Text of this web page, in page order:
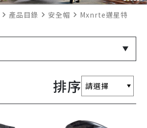
navigate_next 產品目錄 navigate_next 安全帽 navigate_next Mxnrte邁星特
排序